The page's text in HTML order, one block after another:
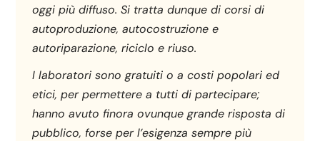
oggi più diffuso. Si tratta dunque di corsi di
autoproduzione, autocostruzione e
autoriparazione, riciclo e riuso.
I laboratori sono gratuiti o a costi popolari ed
etici, per permettere a tutti di partecipare;
hanno avuto finora ovunque grande risposta di
pubblico, forse per l’esigenza sempre più